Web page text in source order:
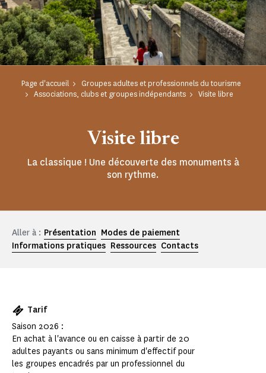
Page d'accueil
Groupes adultes et professionnels du tourisme
Associations, clubs et groupes indépendants
Visite libre
Visite libre
La classique ! Une découverte des monuments à
son rythme.
Aller à : Présentation Modes de paiement
Informations pratiques Ressources Contacts
Tarif
Saison 2026 :
En achat à l'avance ou en caisse à partir de 20
adultes payants ou sans minimum d'effectif pour
les groupes encadrés par un professionnel du